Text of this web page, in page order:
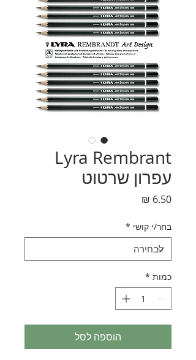
Lyra Rembrant
עפרון שרטוט
בחר/י קושי *
כמות *
הוספה לסל